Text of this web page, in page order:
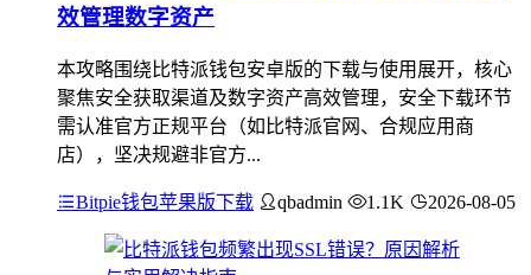
效管理数字资产
本攻略围绕比特派钱包安卓版的下载与使用展开，核心
聚焦安全获取渠道及数字资产高效管理，安全下载环节
需认准官方正规平台（如比特派官网、合规应用商
店），坚决规避非官方...
Bitpie钱包苹果版下载 qbadmin 1.1K 2026-08-05